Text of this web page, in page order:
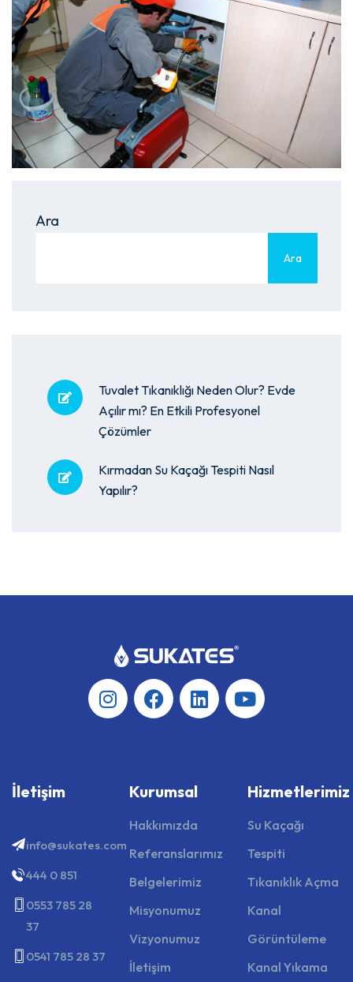
Ara
Ara
Tuvalet Tıkanıklığı Neden Olur? Evde
Açılır mı? En Etkili Profesyonel
Çözümler
Kırmadan Su Kaçağı Tespiti Nasıl
Yapılır?
İletişim
info@sukates.com
444 0 851
0553 785 28
37
0541 785 28 37
Kurumsal
Hakkımızda
Referanslarımız
Belgelerimiz
Misyonumuz
Vizyonumuz
İletişim
Hizmetlerimiz
Su Kaçağı
Tespiti
Tıkanıklık Açma
Kanal
Görüntüleme
Kanal Yıkama